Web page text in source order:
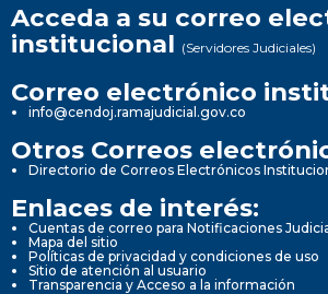
Acceda a su correo
institucional (Servidores Judiciales)
Correo electrónico
info@cendoj.ramajudicial.gov.co
Otros Correos
Directorio de Correos Electrónicos
Enlaces de interés:
Cuentas de correo para Notificaciones
Mapa del sitio
Políticas de privacidad y condiciones de uso
Sitio de atención al usuario
Transparencia y Acceso a la información